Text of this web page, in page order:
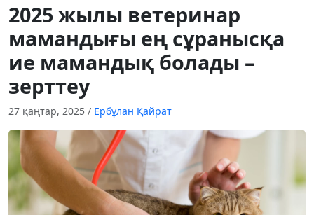
2025 жылы ветеринар
мамандығы ең сұранысқа
ие мамандық болады –
зерттеу
27 қаңтар, 2025 / Ербұлан Қайрат